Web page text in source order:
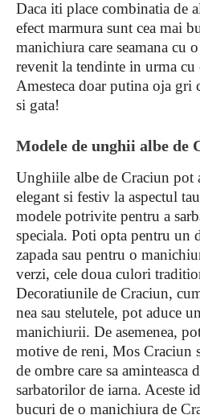
Daca iti place combinatia de
efect marmura sunt cea mai
manichiura care seamana cu
revenit la tendinte in urma cu
Amesteca doar putina oja gri
si gata!
Modele de unghii albe de
Unghiile albe de Craciun pot
elegant si festiv la aspectul
modele potrivite pentru a
speciala. Poti opta pentru un
zapada sau pentru o
verzi, cele doua culori
Decoratiunile de Craciun,
nea sau stelutele, pot aduce
manichiurii. De asemenea,
motive de reni, Mos Craciun
de ombre care sa aminteasca
sarbatorilor de iarna. Aceste
bucuri de o manichiura de